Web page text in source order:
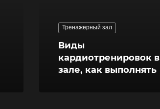
Тренажерный зал
Виды
кардиотренировок в
зале, как выполнять